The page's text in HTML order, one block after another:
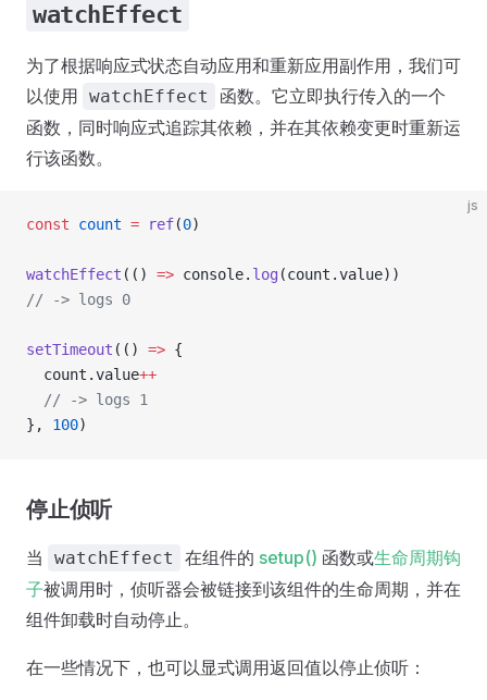
watchEffect
为了根据响应式状态自动应用和重新应用副作用，我们可
以使用 watchEffect
函数。它立即执行传入的一个
函数，同时响应式追踪其依赖，并在其依赖变更时重新运
行该函数。
js
const count = ref(0)
watchEffect (() => console. log (count.value))
// -> logs 0
setTimeout (() => {
  count.value
++
  // -> logs 1
}, 100)
停止侦听
当 watchEffect 在组件的 setup() 函数或生命周期钩
子被调用时，侦听器会被链接到该组件的生命周期，并在
组件卸载时自动停止。
在一些情况下，也可以显式调用返回值以停止侦听：